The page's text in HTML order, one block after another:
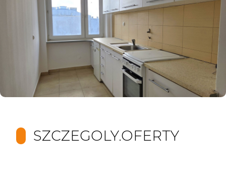
SZCZEGOLY.OFERTY